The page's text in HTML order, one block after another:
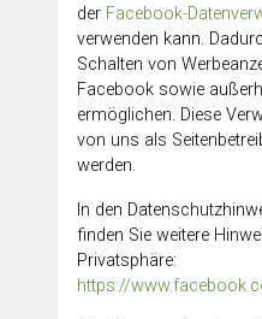
der Facebook-
verwenden kann.
Schalten von
Facebook sowie
ermöglichen. Diese
von uns als
werden.
In den
finden Sie weitere
Privatsphäre:
https://